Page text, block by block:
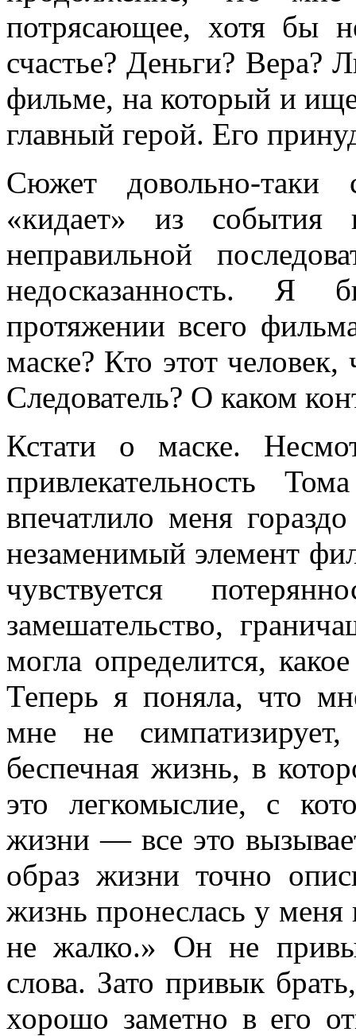
потрясающее, хотя бы
счастье? Деньги? Вера?
фильме, на который и
главный герой. Его
Сюжет довольно-таки
«кидает» из
неправильной
недосказанность. Я
протяжении всего
маске? Кто этот
Следователь? О каком
Кстати о маске.
привлекательность
впечатлило меня
незаменимый элемент
чувствуется
замешательство,
могла определится,
Теперь я поняла, что
мне не
беспечная жизнь, в
это легкомыслие, с
жизни — все это
образ жизни точно
жизнь пронеслась у меня
не жалко.» Он не
слова. Зато привык
хорошо заметно в его